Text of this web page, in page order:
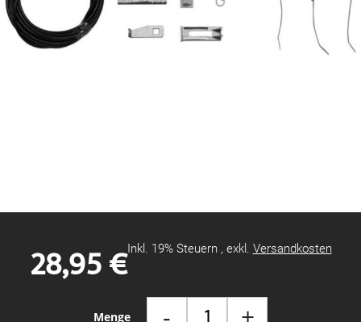
Menge
28,95 €Inkl. 19% Steuern , exkl. Versandkosten
springen